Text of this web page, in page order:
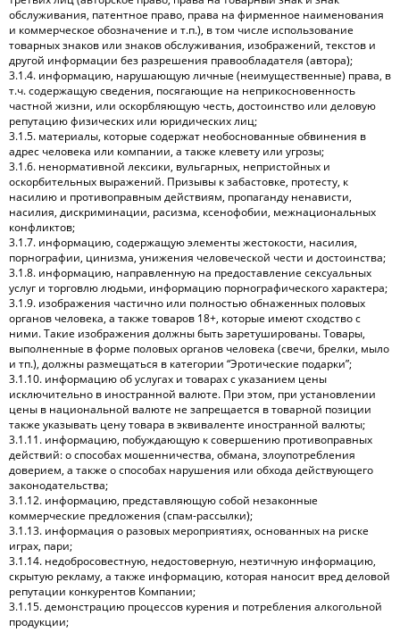
обслуживания, патентное право, права на фирменное наименования
и коммерческое обозначение и т.п.), в том числе использование
товарных знаков или знаков обслуживания, изображений, текстов и
другой информации без разрешения правообладателя (автора);
3.1.4. информацию, нарушающую личные (неимущественные) права, в
т.ч. содержащую сведения, посягающие на неприкосновенность
частной жизни, или оскорбляющую честь, достоинство или деловую
репутацию физических или юридических лиц;
3.1.5. материалы, которые содержат необоснованные обвинения в
адрес человека или компании, а также клевету или угрозы;
3.1.6. ненормативной лексики, вульгарных, непристойных и
оскорбительных выражений. Призывы к забастовке, протесту, к
насилию и противоправным действиям, пропаганду ненависти,
насилия, дискриминации, расизма, ксенофобии, межнациональных
конфликтов;
3.1.7. информацию, содержащую элементы жестокости, насилия,
порнографии, цинизма, унижения человеческой чести и достоинства;
3.1.8. информацию, направленную на предоставление сексуальных
услуг и торговлю людьми, информацию порнографического характера;
3.1.9. изображения частично или полностью обнаженных половых
органов человека, а также товаров 18+, которые имеют сходство с
ними. Такие изображения должны быть заретушированы. Товары,
выполненные в форме половых органов человека (свечи, брелки, мыло
и тп.), должны размещаться в категории “Эротические подарки”;
3.1.10. информацию об услугах и товарах с указанием цены
исключительно в иностранной валюте. При этом, при установлении
цены в национальной валюте не запрещается в товарной позиции
также указывать цену товара в эквиваленте иностранной валюты;
3.1.11. информацию, побуждающую к совершению противоправных
действий: о способах мошенничества, обмана, злоупотребления
доверием, а также о способах нарушения или обхода действующего
законодательства;
3.1.12. информацию, представляющую собой незаконные
коммерческие предложения (спам-рассылки);
3.1.13. информация о разовых мероприятиях, основанных на риске
играх, пари;
3.1.14. недобросовестную, недостоверную, неэтичную информацию,
скрытую рекламу, а также информацию, которая наносит вред деловой
репутации конкурентов Компании;
3.1.15. демонстрацию процессов курения и потребления алкогольной
продукции;